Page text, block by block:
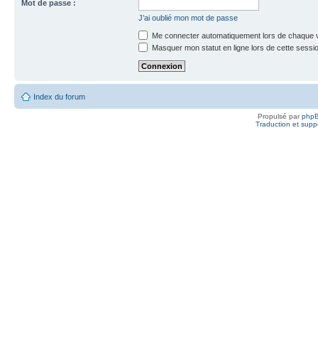
Mot de passe :
J’ai oublié mon mot de passe
Me connecter automatiquement lors de chaque
Masquer mon statut en ligne lors de cette
Index du forum
Propulsé par
Traduction et